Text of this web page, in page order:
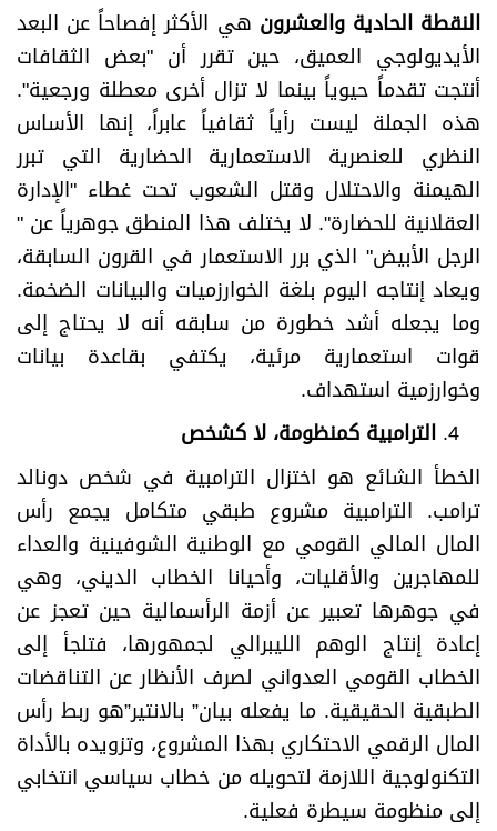
النقطة الحادية والعشرون هي الأكثر إفصاحاً عن البعد
الأيديولوجي العميق، حين تقرر أن "بعض الثقافات
أنتجت تقدماً حيوياً بينما لا تزال أخرى معطلة ورجعية".
هذه الجملة ليست رأياً ثقافياً عابراً، إنها الأساس
النظري للعنصرية الاستعمارية الحضارية التي تبرر
الهيمنة والاحتلال وقتل الشعوب تحت غطاء "الإدارة
العقلانية للحضارة". لا يختلف هذا المنطق جوهرياً عن "
الرجل الأبيض" الذي برر الاستعمار في القرون السابقة،
ويعاد إنتاجه اليوم بلغة الخوارزميات والبيانات الضخمة.
وما يجعله أشد خطورة من سابقه أنه لا يحتاج إلى
قوات استعمارية مرئية، يكتفي بقاعدة بيانات
وخوارزمية استهداف.
الترامبية كمنظومة، لا كشخص
الخطأ الشائع هو اختزال الترامبية في شخص دونالد
ترامب. الترامبية مشروع طبقي متكامل يجمع رأس
المال المالي القومي مع الوطنية الشوفينية والعداء
للمهاجرين والأقليات، وأحيانا الخطاب الديني، وهي
في جوهرها تعبير عن أزمة الرأسمالية حين تعجز عن
إعادة إنتاج الوهم الليبرالي لجمهورها، فتلجأ إلى
الخطاب القومي العدواني لصرف الأنظار عن التناقضات
الطبقية الحقيقية. ما يفعله بيان” بالانتير”هو ربط رأس
المال الرقمي الاحتكاري بهذا المشروع، وتزويده بالأداة
التكنولوجية اللازمة لتحويله من خطاب سياسي انتخابي
إلى منظومة سيطرة فعلية.